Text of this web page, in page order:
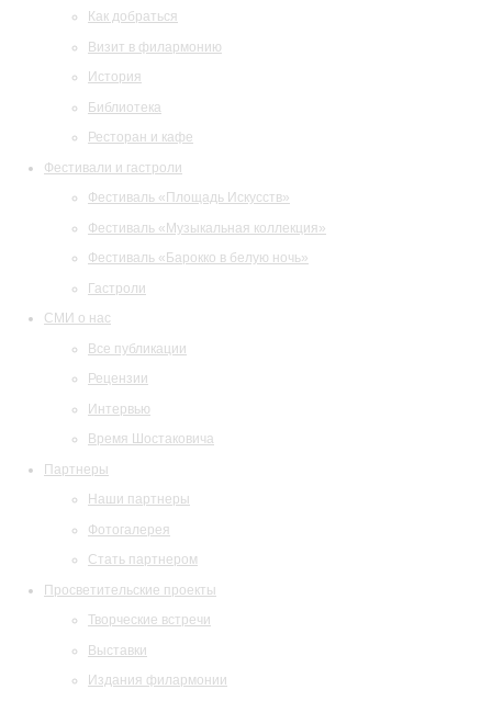
Как добраться
Визит в филармонию
История
Библиотека
Ресторан и кафе
Фестивали и гастроли
Фестиваль «Площадь Искусств»
Фестиваль «Музыкальная коллекция»
Фестиваль «Барокко в белую ночь»
Гастроли
СМИ о нас
Все публикации
Рецензии
Интервью
Время Шостаковича
Партнеры
Наши партнеры
Фотогалерея
Стать партнером
Просветительские проекты
Творческие встречи
Выставки
Издания филармонии